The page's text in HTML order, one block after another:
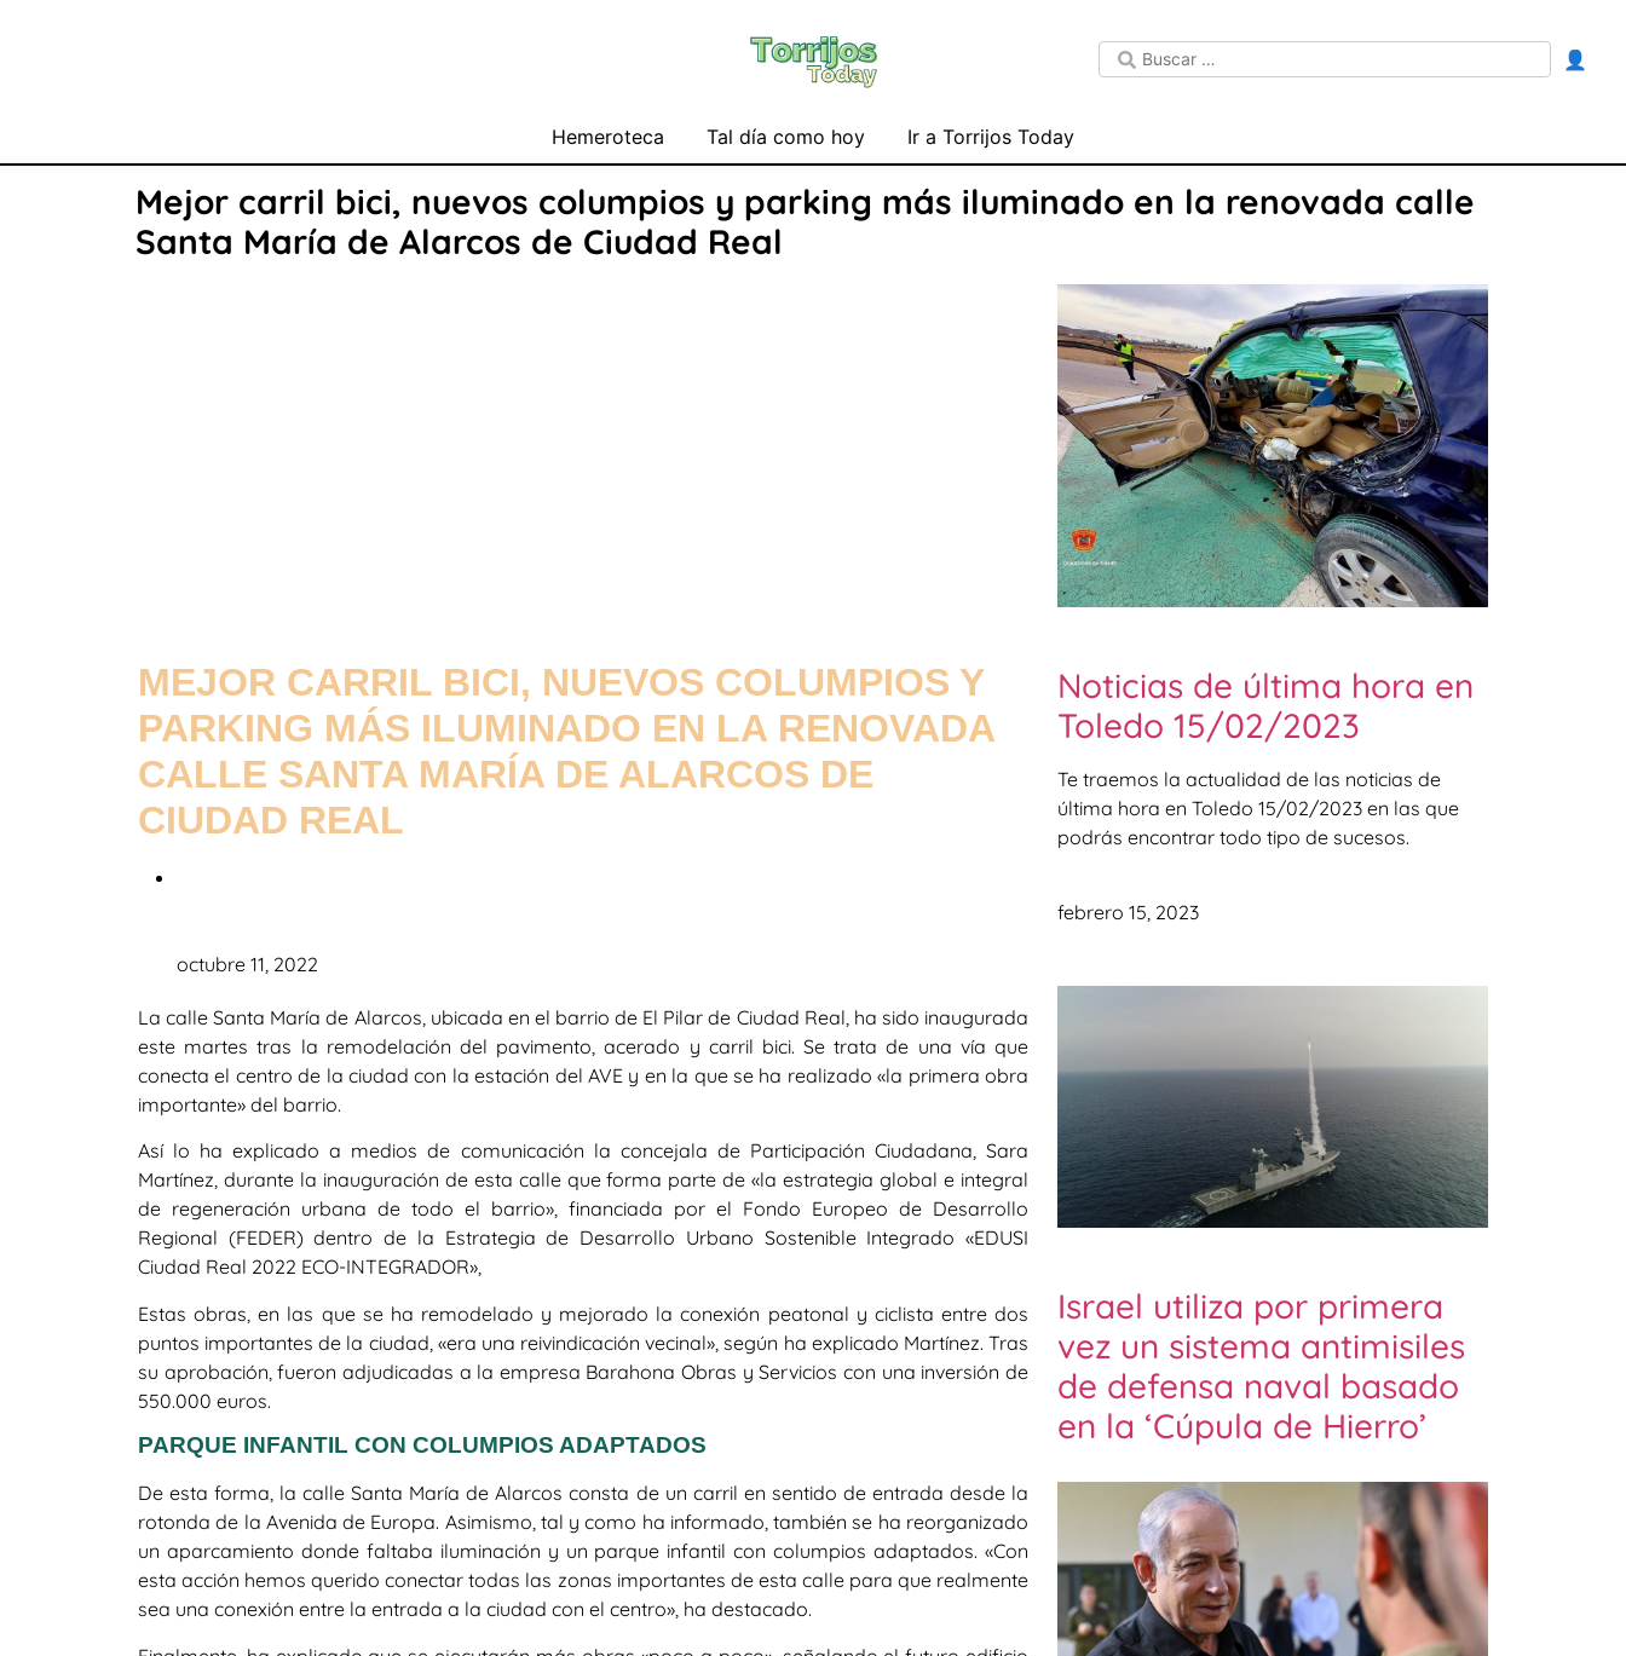
👤
Hemeroteca Tal día como hoy Ir a Torrijos Today
Mejor carril bici, nuevos columpios y parking más iluminado en la renovada calle
Santa María de Alarcos de Ciudad Real
MEJOR CARRIL BICI, NUEVOS COLUMPIOS Y
PARKING MÁS ILUMINADO EN LA RENOVADA
CALLE SANTA MARÍA DE ALARCOS DE
CIUDAD REAL
octubre 11, 2022
La calle Santa María de Alarcos, ubicada en el barrio de El Pilar de Ciudad Real, ha sido inaugurada
este martes tras la remodelación del pavimento, acerado y carril bici. Se trata de una vía que
conecta el centro de la ciudad con la estación del AVE y en la que se ha realizado «la primera obra
importante» del barrio.
Así lo ha explicado a medios de comunicación la concejala de Participación Ciudadana, Sara
Martínez, durante la inauguración de esta calle que forma parte de «la estrategia global e integral
de regeneración urbana de todo el barrio», financiada por el Fondo Europeo de Desarrollo
Regional (FEDER) dentro de la Estrategia de Desarrollo Urbano Sostenible Integrado «EDUSI
Ciudad Real 2022 ECO-INTEGRADOR»,
Estas obras, en las que se ha remodelado y mejorado la conexión peatonal y ciclista entre dos
puntos importantes de la ciudad, «era una reivindicación vecinal», según ha explicado Martínez. Tras
su aprobación, fueron adjudicadas a la empresa Barahona Obras y Servicios con una inversión de
550.000 euros.
PARQUE INFANTIL CON COLUMPIOS ADAPTADOS
De esta forma, la calle Santa María de Alarcos consta de un carril en sentido de entrada desde la
rotonda de la Avenida de Europa. Asimismo, tal y como ha informado, también se ha reorganizado
un aparcamiento donde faltaba iluminación y un parque infantil con columpios adaptados. «Con
esta acción hemos querido conectar todas las zonas importantes de esta calle para que realmente
sea una conexión entre la entrada a la ciudad con el centro», ha destacado.
Noticias de última hora en
Toledo 15/02/2023
Te traemos la actualidad de las noticias de
última hora en Toledo 15/02/2023 en las que
podrás encontrar todo tipo de sucesos.
febrero 15, 2023
Israel utiliza por primera
vez un sistema antimisiles
de defensa naval basado
en la ‘Cúpula de Hierro’